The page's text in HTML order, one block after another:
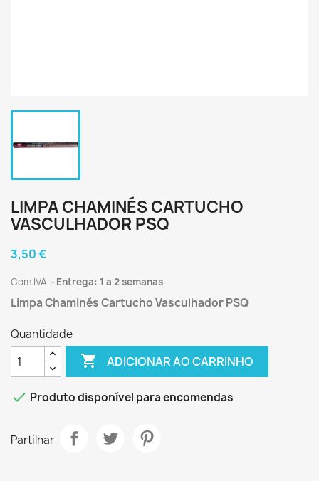
LIMPA CHAMINÉS CARTUCHO
VASCULHADOR PSQ
3,50 €
Com IVA Entrega: 1 a 2 semanas
Limpa Chaminés Cartucho Vasculhador PSQ
Quantidade
 ADICIONAR AO CARRINHO
 Produto disponível para encomendas
Partilhar